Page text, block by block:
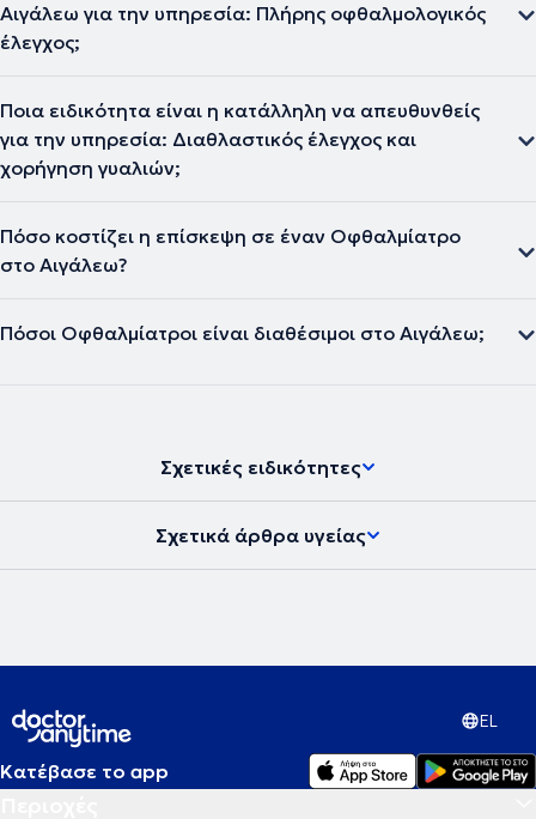
Αιγάλεω για την υπηρεσία: Πλήρης οφθαλμολογικός
έλεγχος;
Ποια ειδικότητα είναι η κατάλληλη να απευθυνθείς
για την υπηρεσία: Διαθλαστικός έλεγχος και
χορήγηση γυαλιών;
Πόσο κοστίζει η επίσκεψη σε έναν Οφθαλμίατρο
στο Αιγάλεω?
Πόσοι Οφθαλμίατροι είναι διαθέσιμοι στο Αιγάλεω;
Σχετικές ειδικότητες
Σχετικά άρθρα υγείας
EL
Κατέβασε το app